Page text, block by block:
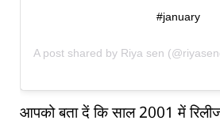
#january
A post shared by Riya sen
आपको बता दें कि साल 2001 में